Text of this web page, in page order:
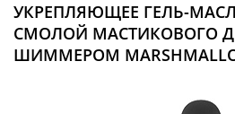
УКРЕПЛЯЮЩЕЕ ГЕЛЬ-
СМОЛОЙ МАСТИКОВОГО
ШИММЕРОМ